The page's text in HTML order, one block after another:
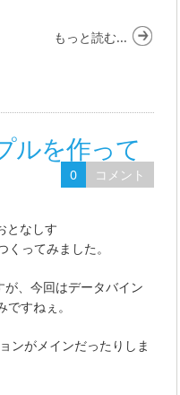
もっと読む...
ルを作って
0
コメント
となしす
ってみました。
、今回はデータバイン
すねぇ。
ンがメインだったりしま